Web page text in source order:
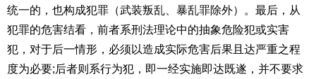
统一的，也构成犯罪（武装叛乱、暴乱罪除外）。最后，从
犯罪的危害结看，前者系刑法理论中的抽象危险犯或实害
犯，对于后一情形，必须以造成实际危害后果且达严重之程
度为必要;后者则系行为犯，即一经实施即达既遂，并不要求